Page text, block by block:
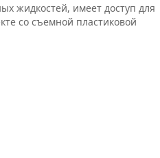
жидкостей, имеет доступ для
со съемной пластиковой